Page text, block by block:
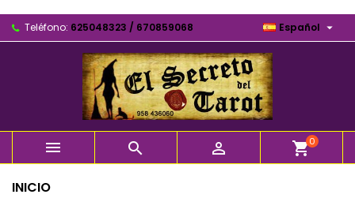
Teléfono: 625048323 / 670859068 Español 
   shopping_cart0
INICIO